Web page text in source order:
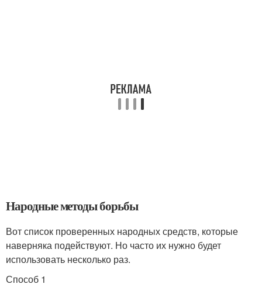
Народные методы борьбы
Вот список проверенных народных средств, которые
наверняка подействуют. Но часто их нужно будет
использовать несколько раз.
Способ 1